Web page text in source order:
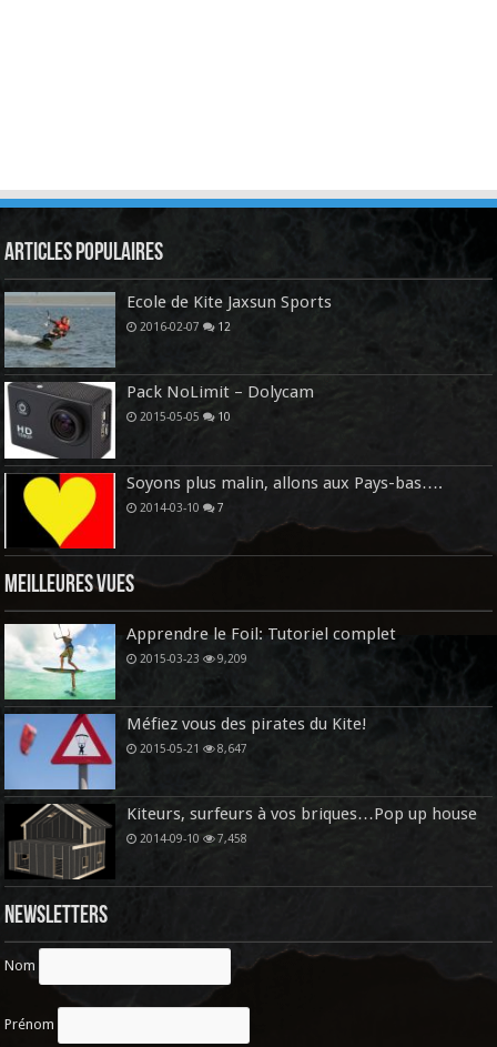
Articles Populaires
Ecole de Kite Jaxsun Sports
2016-02-07 12
Pack NoLimit – Dolycam
2015-05-05 10
Soyons plus malin, allons aux Pays-bas….
2014-03-10 7
Meilleures vues
Apprendre le Foil: Tutoriel complet
2015-03-23 9,209
Méfiez vous des pirates du Kite!
2015-05-21 8,647
Kiteurs, surfeurs à vos briques…Pop up house
2014-09-10 7,458
Newsletters
Nom
Prénom